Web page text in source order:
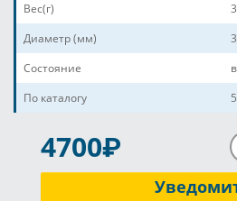
Вес(г)
Диаметр (мм)
Состояние
По каталогу
4700P